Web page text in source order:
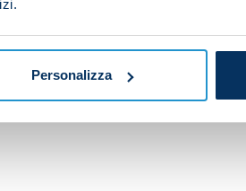
Personalizza